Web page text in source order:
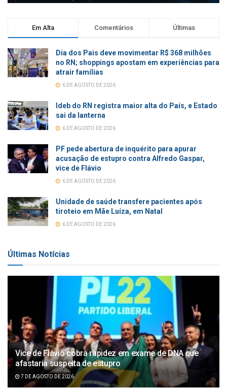
Em Alta Comentários Últimas
Dia dos Pais deve movimentar R$ 368 milhões
no RN; shoppings apostam em experiências para
atrair famílias
6 DE AGOSTO DE 2026
Ideb do RN registra maior alta do País, e Estado
sai da lanterna
6 DE AGOSTO DE 2026
PF pede abertura de inquérito para apurar
acusação de estupro contra Alfredo Gaspar,
vice de Flávio
6 DE AGOSTO DE 2026
Unidade de saúde transfere pacientes após
tiroteio em Mãe Luíza, em Natal
6 DE AGOSTO DE 2026
Últimas Notícias
Vice de Flávio cobra rapidez em exame de DNA que
afastaria suspeita de estupro
7 DE AGOSTO DE 2026